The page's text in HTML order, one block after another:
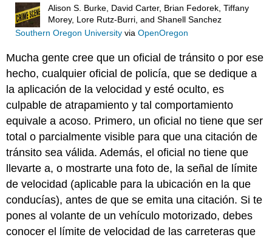
Alison S. Burke, David Carter, Brian Fedorek, Tiffany
Morey, Lore Rutz-Burri, and Shanell Sanchez
Southern Oregon Universityvia OpenOregon
Mucha gente cree que un oficial de tránsito o por ese
hecho, cualquier oficial de policía, que se dedique a
la aplicación de la velocidad y esté oculto, es
culpable de atrapamiento y tal comportamiento
equivale a acoso. Primero, un oficial no tiene que ser
total o parcialmente visible para que una citación de
tránsito sea válida. Además, el oficial no tiene que
llevarte a, o mostrarte una foto de, la señal de límite
de velocidad (aplicable para la ubicación en la que
conducías), antes de que se emita una citación. Si te
pones al volante de un vehículo motorizado, debes
conocer el límite de velocidad de las carreteras que